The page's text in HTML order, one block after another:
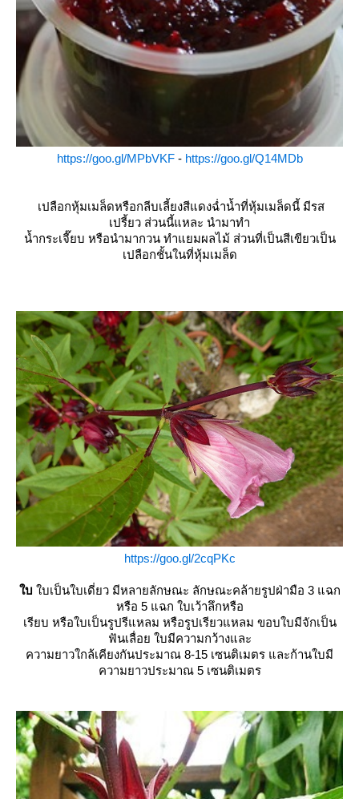
https://goo.gl/MPbVKF- https://goo.gl/Q14MDb
เปลือกหุ้มเมล็ดหรือกลีบเลี้ยงสีแดงฉ่ำน้ำที่หุ้มเมล็ดนี้ มีรส
เปรี้ยว ส่วนนี้แหละ นำมาทำ
น้ำกระเจี๊ยบ หรือนำมากวน ทำแยมผลไม้ ส่วนที่เป็นสีเขียวเป็น
เปลือกชั้นในที่หุ้มเมล็ด
https://goo.gl/2cqPKc
บ บเป็นใบเดี่ยว มีหลายลักษณะ ลักษณะคล้ายรูปฝ่ามือ 3 แฉก
หรือ 5 แฉก ใบเว้าลึกหรือ
เรียบ หรือใบเป็นรูปรีแหลม หรือรูปเรียวแหลม ขอบใบมีจักเป็น
ฟันเลื่อย ใบมีความกว้างและ
ความยาวใกล้เคียงกันประมาณ 8-15 เซนติเมตร และก้านใบมี
ความยาวประมาณ 5 เซนติเมตร